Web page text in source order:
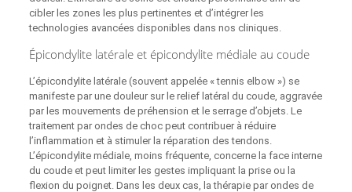
cibler les zones les plus pertinentes et d’intégrer les
technologies avancées disponibles dans nos cliniques.
Épicondylite latérale et épicondylite médiale au coude
L’épicondylite latérale (souvent appelée « tennis elbow ») se
manifeste par une douleur sur le relief latéral du coude, aggravée
par les mouvements de préhension et le serrage d’objets. Le
traitement par ondes de choc peut contribuer à réduire
l’inflammation et à stimuler la réparation des tendons.
L’épicondylite médiale, moins fréquente, concerne la face interne
du coude et peut limiter les gestes impliquant la prise ou la
flexion du poignet. Dans les deux cas, la thérapie par ondes de